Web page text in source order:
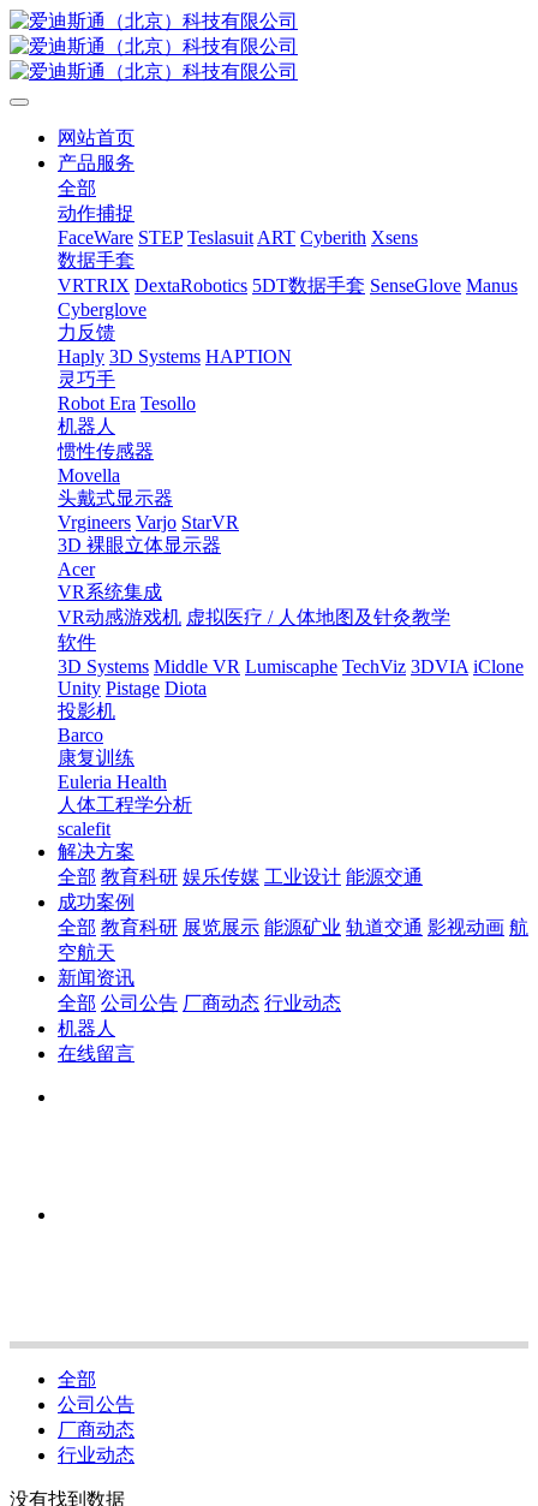
网站首页
产品服务
全部
动作捕捉
FaceWare STEP Teslasuit ART Cyberith Xsens
数据手套
VRTRIX DextaRobotics 5DT数据手套 SenseGlove Manus
Cyberglove
力反馈
Haply 3D Systems HAPTION
灵巧手
Robot Era Tesollo
机器人
惯性传感器
Movella
头戴式显示器
Vrgineers Varjo StarVR
3D 裸眼立体显示器
Acer
VR系统集成
VR动感游戏机 虚拟医疗 / 人体地图及针灸教学
软件
3D Systems Middle VR Lumiscaphe TechViz 3DVIA iClone
Unity Pistage Diota
投影机
Barco
康复训练
Euleria Health
人体工程学分析
scalefit
解决方案
全部 教育科研 娱乐传媒 工业设计 能源交通
成功案例
全部 教育科研 展览展示 能源矿业 轨道交通 影视动画 航
空航天
新闻资讯
全部 公司公告 厂商动态 行业动态
机器人
在线留言
全部
公司公告
厂商动态
行业动态
没有找到数据